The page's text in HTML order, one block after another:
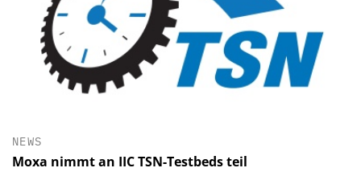
NEWS
Moxa nimmt an IIC TSN-Testbeds teil